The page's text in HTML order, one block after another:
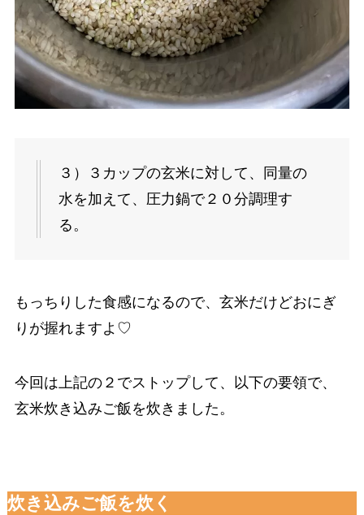
３）３カップの玄米に対して、同量の
水を加えて、圧力鍋で２０分調理す
る。
もっちりした食感になるので、玄米だけどおにぎ
りが握れますよ♡
今回は上記の２でストップして、以下の要領で、
玄米炊き込みご飯を炊きました。
炊き込みご飯を炊く